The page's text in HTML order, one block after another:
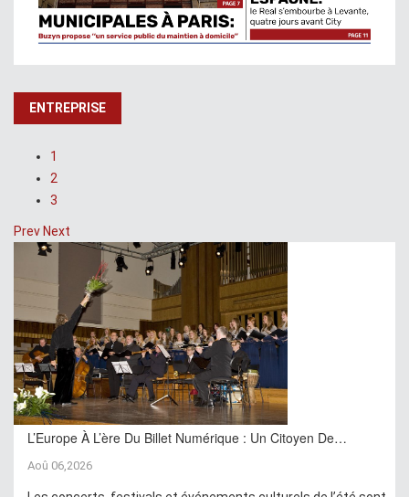
ENTREPRISE
1
2
3
Prev Next
L’Europe À L’ère Du Billet Numérique : Un Citoyen De…
Aoû 06,2026